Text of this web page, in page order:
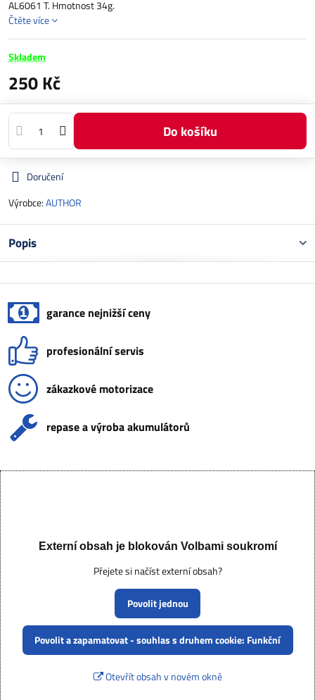
AL6061 T. Hmotnost 34g.
Čtěte více
Skladem
250 Kč
Do košíku
Doručení
Výrobce:AUTHOR
Popis
garance nejnižší ceny
profesionální servis
zákazkové motorizace
repase a výroba akumulátorů
Externí obsah je blokován Volbami soukromí
Přejete si načíst externí obsah?
Povolit jednou
Povolit a zapamatovat - souhlas s druhem cookie: Funkční
Otevřít obsah v novém okně